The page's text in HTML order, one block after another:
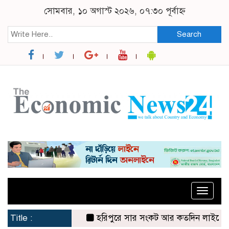
সোমবার, ১০ অগাস্ট ২০২৬, ০৭:৩০ পূর্বাহ্ন
Search
Toggle
Title :
হরিপুরে সার সংকট আর কতদিন লাইনে